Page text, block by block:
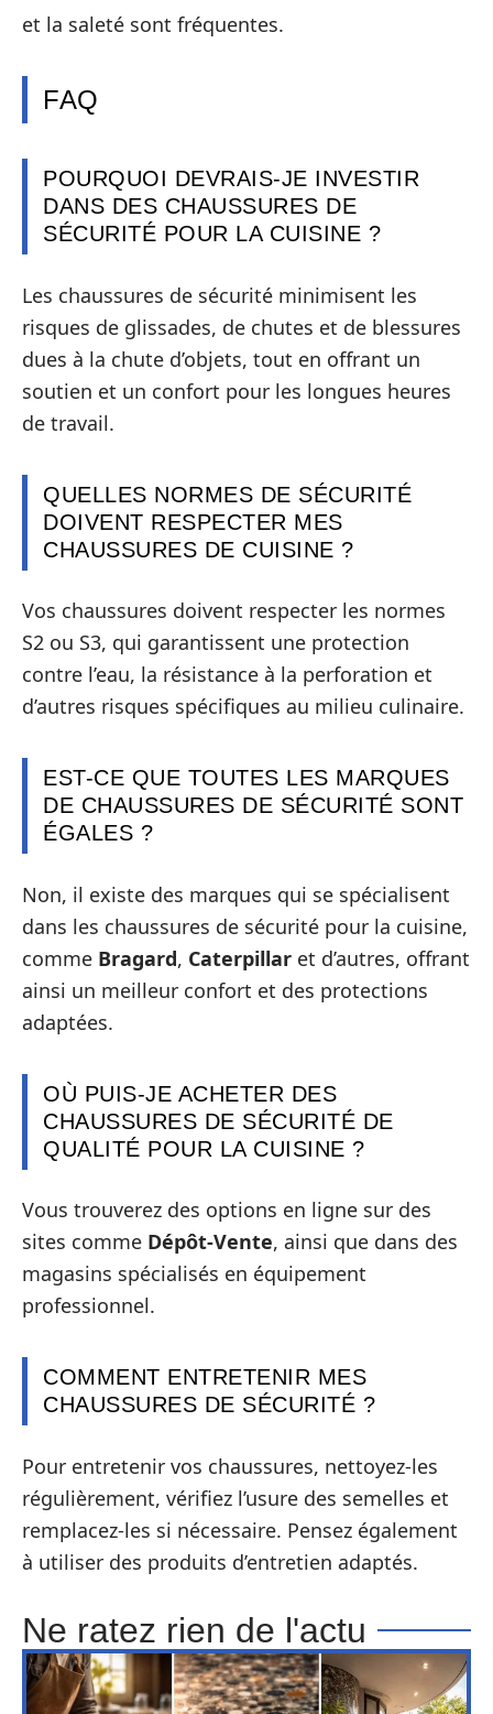
et la saleté sont fréquentes.
FAQ
POURQUOI DEVRAIS-JE INVESTIR
DANS DES CHAUSSURES DE
SÉCURITÉ POUR LA CUISINE ?
Les chaussures de sécurité minimisent les
risques de glissades, de chutes et de blessures
dues à la chute d’objets, tout en offrant un
soutien et un confort pour les longues heures
de travail.
QUELLES NORMES DE SÉCURITÉ
DOIVENT RESPECTER MES
CHAUSSURES DE CUISINE ?
Vos chaussures doivent respecter les normes
S2 ou S3, qui garantissent une protection
contre l’eau, la résistance à la perforation et
d’autres risques spécifiques au milieu culinaire.
EST-CE QUE TOUTES LES MARQUES
DE CHAUSSURES DE SÉCURITÉ SONT
ÉGALES ?
Non, il existe des marques qui se spécialisent
dans les chaussures de sécurité pour la cuisine,
comme Bragard, Caterpillar et d’autres, offrant
ainsi un meilleur confort et des protections
adaptées.
OÙ PUIS-JE ACHETER DES
CHAUSSURES DE SÉCURITÉ DE
QUALITÉ POUR LA CUISINE ?
Vous trouverez des options en ligne sur des
sites comme Dépôt-Vente, ainsi que dans des
magasins spécialisés en équipement
professionnel.
COMMENT ENTRETENIR MES
CHAUSSURES DE SÉCURITÉ ?
Pour entretenir vos chaussures, nettoyez-les
régulièrement, vérifiez l’usure des semelles et
remplacez-les si nécessaire. Pensez également
à utiliser des produits d’entretien adaptés.
Ne ratez rien de l'actu